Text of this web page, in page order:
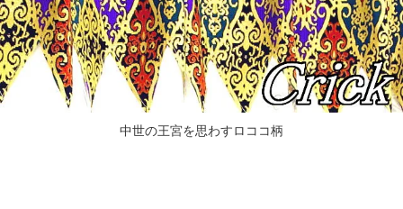
中世の王宮を思わすロココ柄